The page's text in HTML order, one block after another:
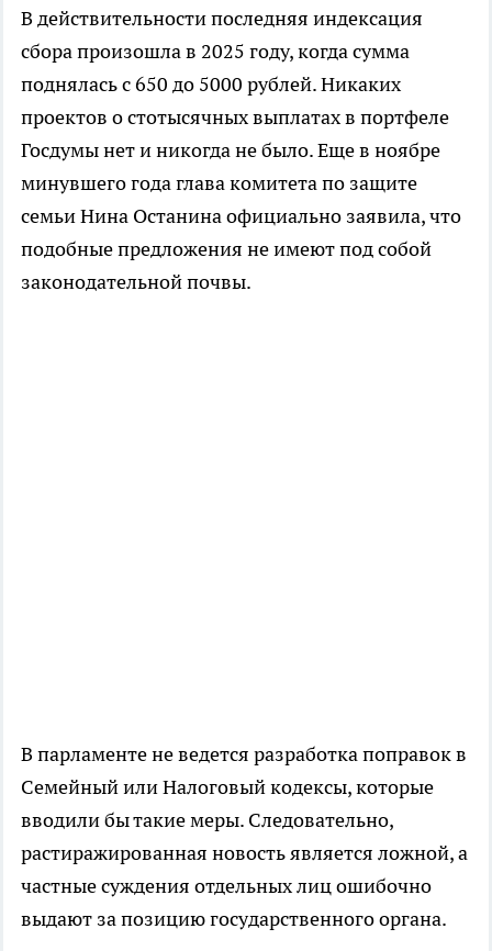
В действительности последняя индексация
сбора произошла в 2025 году, когда сумма
поднялась с 650 до 5000 рублей. Никаких
проектов о стотысячных выплатах в портфеле
Госдумы нет и никогда не было. Еще в ноябре
минувшего года глава комитета по защите
семьи Нина Останина официально заявила, что
подобные предложения не имеют под собой
законодательной почвы.
В парламенте не ведется разработка поправок в
Семейный или Налоговый кодексы, которые
вводили бы такие меры. Следовательно,
растиражированная новость является ложной, а
частные суждения отдельных лиц ошибочно
выдают за позицию государственного органа.